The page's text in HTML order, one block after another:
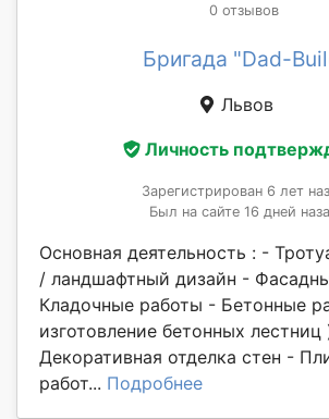
0 отзывов
Бригада "Dad-
Львов
Личность
Зарегистрирован 6 лет
Был на сайте 16 дней
Основная деятельность : -
/ ландшафтный дизайн -
Кладочные работы - Бетонные
изготовление бетонных лестниц
Декоративная отделка стен -
работ... Подробнее